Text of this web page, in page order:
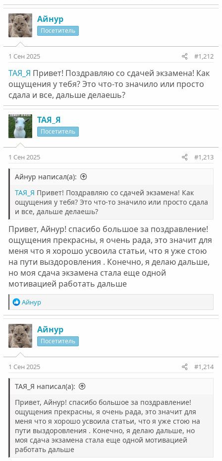
Айнур
Посетитель
1 Сен 2025 #1,212
ТАЯ_Я Привет! Поздравляю со сдачей экзамена! Как
ощущения у тебя? Это что-то значило или просто
сдала и все, дальше делаешь?
ТАЯ_Я
Посетитель
1 Сен 2025 #1,213
Айнур написал(а):
ТАЯ_Я Привет! Поздравляю со сдачей экзамена! Как
ощущения у тебя? Это что-то значило или просто сдала
и все, дальше делаешь?
Привет, Айнур! спасибо большое за поздравление!
ощущения прекрасны, я очень рада, это значит для
меня что я хорошо усвоила статьи, что я уже стою
на пути выздоровления . Конечно, я делаю дальше,
но моя сдача экзамена стала еще одной
мотивацией работать дальше
Р
е
а
к
ц
и
и
:
Айнур
Айнур
Посетитель
1 Сен 2025 #1,214
ТАЯ_Я написал(а):
Привет, Айнур! спасибо большое за поздравление!
ощущения прекрасны, я очень рада, это значит для
меня что я хорошо усвоила статьи, что я уже стою на
пути выздоровления . Конечно, я делаю дальше, но
моя сдача экзамена стала еще одной мотивацией
работать дальше